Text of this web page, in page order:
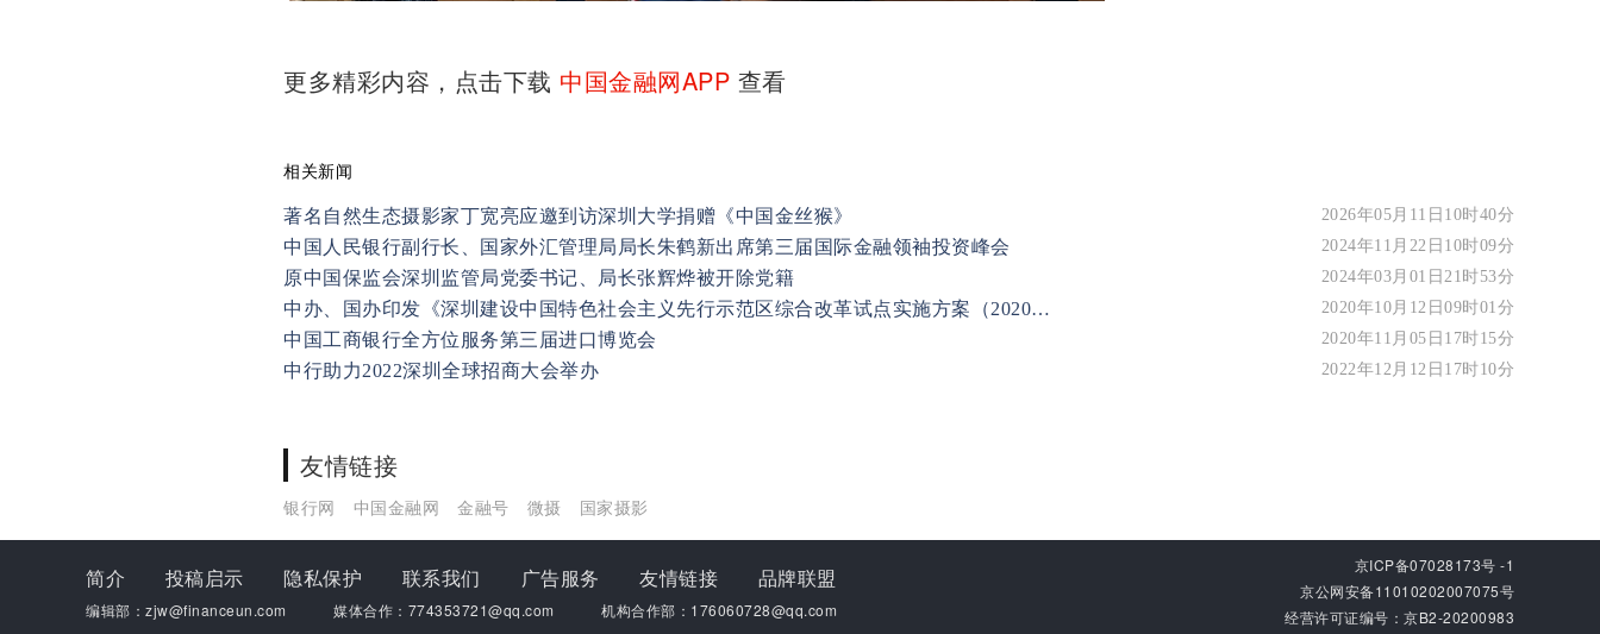
更多精彩内容，点击下载 中国金融网APP 查看
相关新闻
著名自然生态摄影家丁宽亮应邀到访深圳大学捐赠《中国金丝猴》 2026年05月11日10时40分
中国人民银行副行长、国家外汇管理局局长朱鹤新出席第三届国际金融领袖投资峰会 2024年11月22日10时09分
原中国保监会深圳监管局党委书记、局长张辉烨被开除党籍 2024年03月01日21时53分
中办、国办印发《深圳建设中国特色社会主义先行示范区综合改革试点实施方案（2020－2025年）》 2020年10月12日09时01分
中国工商银行全方位服务第三届进口博览会 2020年11月05日17时15分
中行助力2022深圳全球招商大会举办 2022年12月12日17时10分
友情链接
银行网 中国金融网 金融号 微摄 国家摄影
简介 投稿启示 隐私保护 联系我们 广告服务 友情链接 品牌联盟
编辑部：zjw@financeun.com 媒体合作：774353721@qq.com 机构合作部：176060728@qq.com
京ICP备07028173号 -1
京公网安备11010202007075号
经营许可证编号：京B2-20200983